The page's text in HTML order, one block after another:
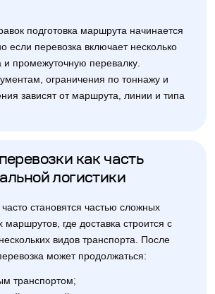
подготовка маршрута начинается
если перевозка включает несколько
и промежуточную перевалку.
ограничения по тоннажу и
зависят от маршрута, линии и типа
как часть
логистики
становятся частью сложных
где доставка строится с
видов транспорта. После
может продолжаться:
транспортом;